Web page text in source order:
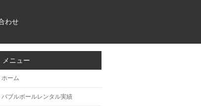
わせ
メニュー
ホーム
バブルボールレンタル実績